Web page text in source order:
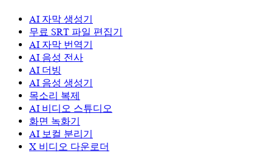
AI 자막 생성기
무료 SRT 파일 편집기
AI 자막 번역기
AI 음성 전사
AI 더빙
AI 음성 생성기
목소리 복제
AI 비디오 스튜디오
화면 녹화기
AI 보컬 분리기
X 비디오 다운로더